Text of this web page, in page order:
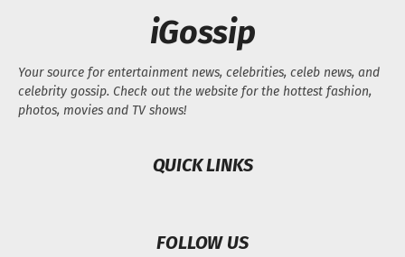
iGossip
Your source for entertainment news, celebrities, celeb news, and
celebrity gossip. Check out the website for the hottest fashion,
photos, movies and TV shows!
QUICK LINKS
FOLLOW US